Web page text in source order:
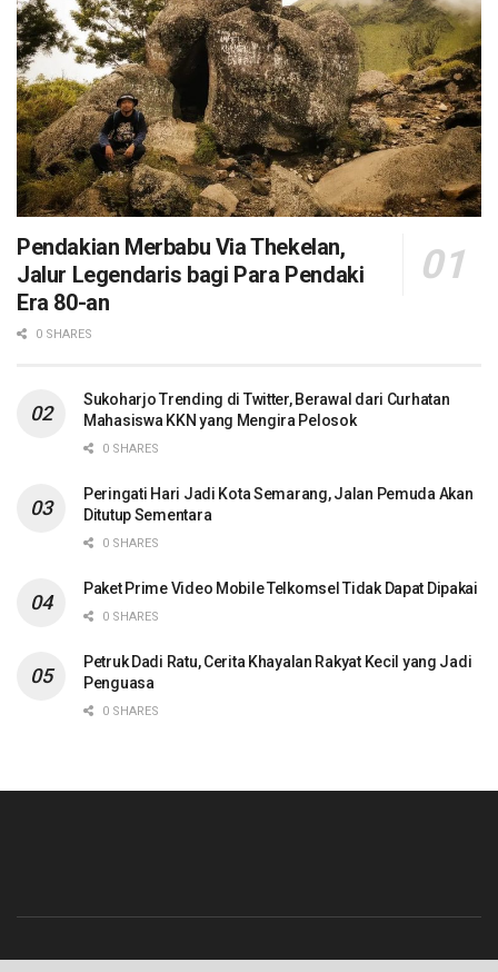
Pendakian Merbabu Via Thekelan,
Jalur Legendaris bagi Para Pendaki
Era 80-an
0 SHARES
Sukoharjo Trending di Twitter, Berawal dari Curhatan
Mahasiswa KKN yang Mengira Pelosok
0 SHARES
Peringati Hari Jadi Kota Semarang, Jalan Pemuda Akan
Ditutup Sementara
0 SHARES
Paket Prime Video Mobile Telkomsel Tidak Dapat Dipakai
0 SHARES
Petruk Dadi Ratu, Cerita Khayalan Rakyat Kecil yang Jadi
Penguasa
0 SHARES